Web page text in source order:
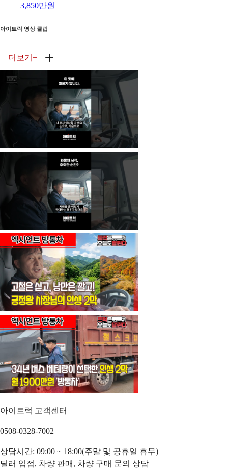
3,850만원
아이트럭 영상 클립
더보기 +
아이트럭 고객센터
0508-0328-7002
상담시간: 09:00 ~ 18:00(주말 및 공휴일 휴무)
딜러 입점, 차량 판매, 차량 구매 문의 상담